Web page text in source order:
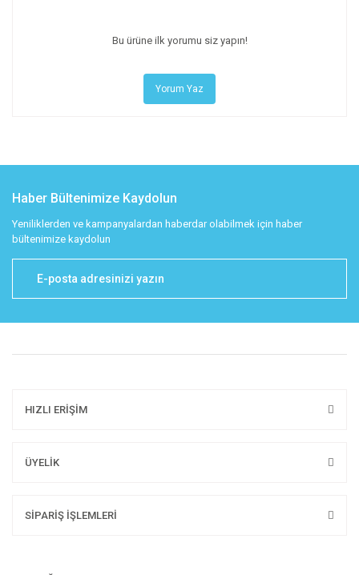
Bu ürüne ilk yorumu siz yapın!
Yorum Yaz
Haber Bültenimize Kaydolun
Yeniliklerden ve kampanyalardan haberdar olabilmek için haber
bültenimize kaydolun
HIZLI ERİŞİM
ÜYELİK
SİPARİŞ İŞLEMLERİ